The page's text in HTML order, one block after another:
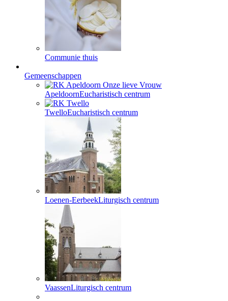
Communie thuis
Gemeenschappen
ApeldoornEucharistisch centrum
TwelloEucharistisch centrum
Loenen-EerbeekLiturgisch centrum
VaassenLiturgisch centrum